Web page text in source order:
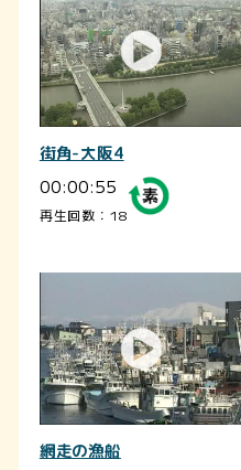
街角-大阪4
00:00:55
再生回数：18
網走の漁船